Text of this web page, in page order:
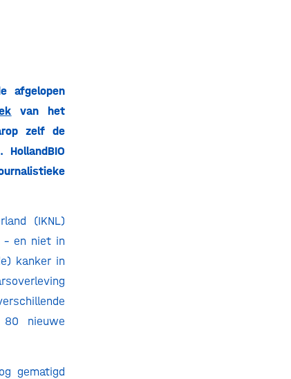
afgelopen
van het
zelf de
(IKNL)
– en niet in
kanker in
nieuwe
gematigd